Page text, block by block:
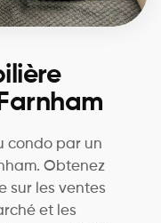
condo par un
Obtenez
sur les ventes
et les